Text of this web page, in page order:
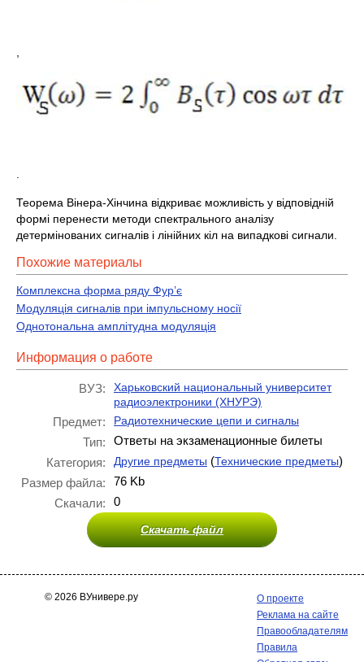
Теорема Вінера-Хінчина відкриває можливість у відповідній
формі перенести методи спектрального аналізу
детермінованих сигналів і лінійних кіл на випадкові сигнали.
Похожие материалы
Комплексна форма ряду Фур’є
Модуляція сигналів при імпульсному носії
Однотональна амплітудна модуляція
Информация о работе
ВУЗ:
Харьковский национальный университет
радиоэлектроники (ХНУРЭ)
Предмет: Радиотехнические цепи и сигналы
Тип:
Ответы на экзаменационные билеты
Категория:
Другие предметы (Технические предметы)
Размер файла:
76 Kb
Скачали:
0
Скачать файл
© 2026 ВУнивере.ру
О проекте
Реклама на сайте
Правообладателям
Правила